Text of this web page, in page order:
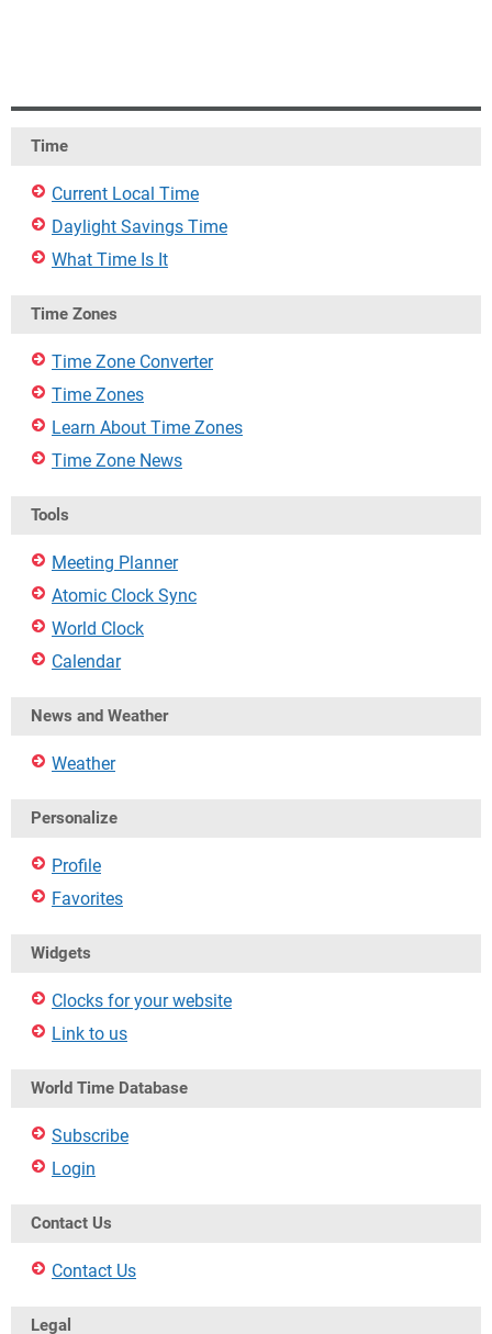
Time
Current Local Time
Daylight Savings Time
What Time Is It
Time Zones
Time Zone Converter
Time Zones
Learn About Time Zones
Time Zone News
Tools
Meeting Planner
Atomic Clock Sync
World Clock
Calendar
News and Weather
Weather
Personalize
Profile
Favorites
Widgets
Clocks for your website
Link to us
World Time Database
Subscribe
Login
Contact Us
Contact Us
Legal